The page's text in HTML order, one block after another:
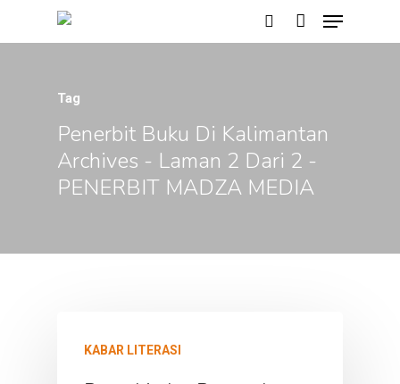
Tag
Penerbit Buku Di Kalimantan
Archives - Laman 2 Dari 2 -
PENERBIT MADZA MEDIA
KABAR LITERASI